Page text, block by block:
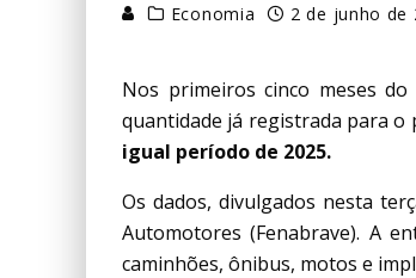
Economia 2 de junho de
Nos primeiros cinco meses
quantidade já registrada para o
igual período de 2025.
Os dados, divulgados nesta
Automotores (Fenabrave). A
caminhões, ônibus, motos e